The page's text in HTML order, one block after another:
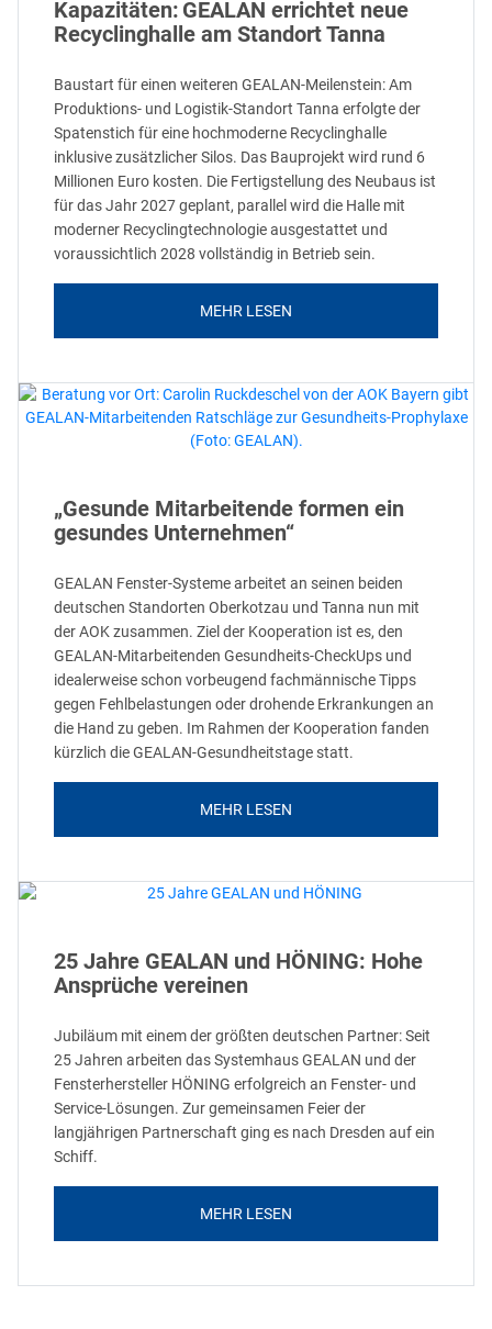
Kapazitäten: GEALAN errichtet neue
Recyclinghalle am Standort Tanna
Baustart für einen weiteren GEALAN-Meilenstein: Am
Produktions- und Logistik-Standort Tanna erfolgte der
Spatenstich für eine hochmoderne Recyclinghalle
inklusive zusätzlicher Silos. Das Bauprojekt wird rund 6
Millionen Euro kosten. Die Fertigstellung des Neubaus ist
für das Jahr 2027 geplant, parallel wird die Halle mit
moderner Recyclingtechnologie ausgestattet und
voraussichtlich 2028 vollständig in Betrieb sein.
MEHR LESEN
„Gesunde Mitarbeitende formen ein
gesundes Unternehmen“
GEALAN Fenster-Systeme arbeitet an seinen beiden
deutschen Standorten Oberkotzau und Tanna nun mit
der AOK zusammen. Ziel der Kooperation ist es, den
GEALAN-Mitarbeitenden Gesundheits-CheckUps und
idealerweise schon vorbeugend fachmännische Tipps
gegen Fehlbelastungen oder drohende Erkrankungen an
die Hand zu geben. Im Rahmen der Kooperation fanden
kürzlich die GEALAN-Gesundheitstage statt.
MEHR LESEN
25 Jahre GEALAN und HÖNING: Hohe
Ansprüche vereinen
Jubiläum mit einem der größten deutschen Partner: Seit
25 Jahren arbeiten das Systemhaus GEALAN und der
Fensterhersteller HÖNING erfolgreich an Fenster- und
Service-Lösungen. Zur gemeinsamen Feier der
langjährigen Partnerschaft ging es nach Dresden auf ein
Schiff.
MEHR LESEN